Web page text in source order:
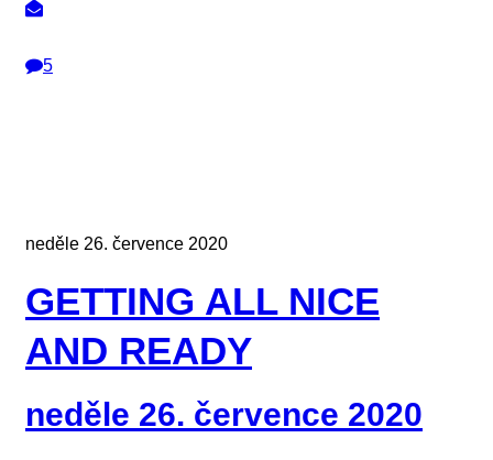
5
neděle 26. července 2020
GETTING ALL NICE
AND READY
neděle 26. července 2020